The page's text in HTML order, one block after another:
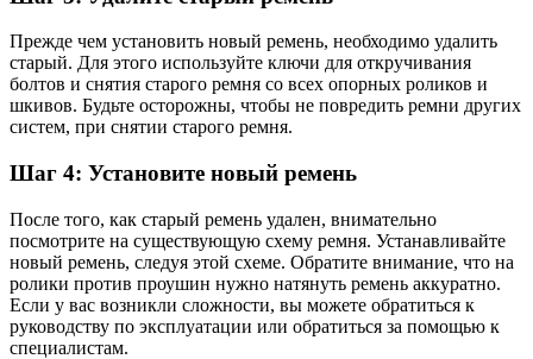
Прежде чем установить новый ремень, необходимо удалить
старый. Для этого используйте ключи для откручивания
болтов и снятия старого ремня со всех опорных роликов и
шкивов. Будьте осторожны, чтобы не повредить ремни других
систем, при снятии старого ремня.
Шаг 4: Установите новый ремень
После того, как старый ремень удален, внимательно
посмотрите на существующую схему ремня. Устанавливайте
новый ремень, следуя этой схеме. Обратите внимание, что на
ролики против проушин нужно натянуть ремень аккуратно.
Если у вас возникли сложности, вы можете обратиться к
руководству по эксплуатации или обратиться за помощью к
специалистам.